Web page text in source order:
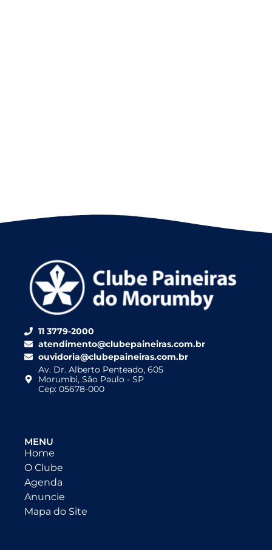
11 3779-2000
atendimento@clubepaineiras.com.br
ouvidoria@clubepaineiras.com.br
Av. Dr. Alberto Penteado, 605
Morumbi, São Paulo - SP
Cep: 05678-000
MENU
Home
O Clube
Agenda
Anuncie
Mapa do Site